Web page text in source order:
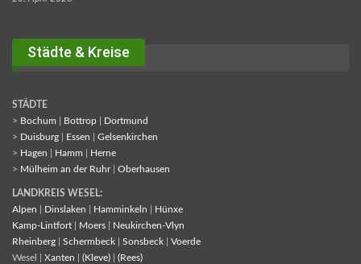
Städte & Kreise
STÄDTE
> Bochum Bottrop
Dortmund
> Duisburg Essen
Gelsenkirchen
> Hagen Hamm
Herne
> Mülheim an der Ruhr| Oberhausen
LANDKREIS WESEL:
Alpen
Dinslaken Hamminkeln
Hünxe
Kamp-Lintfort
Moers
Neukirchen-Vlyn
Rheinberg
Schermbeck Sonsbeck
Voerde
Wesel | Xanten (Kleve) (Rees)